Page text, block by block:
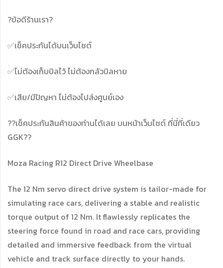
?ข้อดีร้านเรา?
✅เช็คประกันได้บนเว็บไซต์
✅ไม่ต้องเก็บบิลไว้ ไม่ต้องกลัวบิลหาย
✅เสีย/มีปัญหา ไม่ต้องไปส่งศูนย์เอง
??เช็คประกันสินค้าของท่านได้เลย บนหน้าเว็บไซต์ ที่นี่ที่เดียว
GGK??
Moza Racing R12 Direct Drive Wheelbase
The 12 Nm servo direct drive system is tailor-made for
simulating race cars, delivering a stable and realistic
torque output of 12 Nm. It flawlessly replicates the
steering force found in road and race cars, providing
detailed and immersive feedback from the virtual
vehicle and track surface directly to your hands.